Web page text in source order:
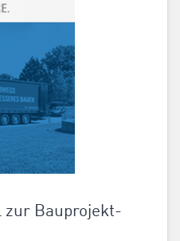
zur Bauprojekt-